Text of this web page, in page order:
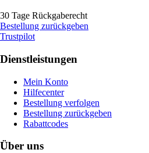
30 Tage Rückgaberecht
Bestellung zurückgeben
Trustpilot
Dienstleistungen
Mein Konto
Hilfecenter
Bestellung verfolgen
Bestellung zurückgeben
Rabattcodes
Über uns